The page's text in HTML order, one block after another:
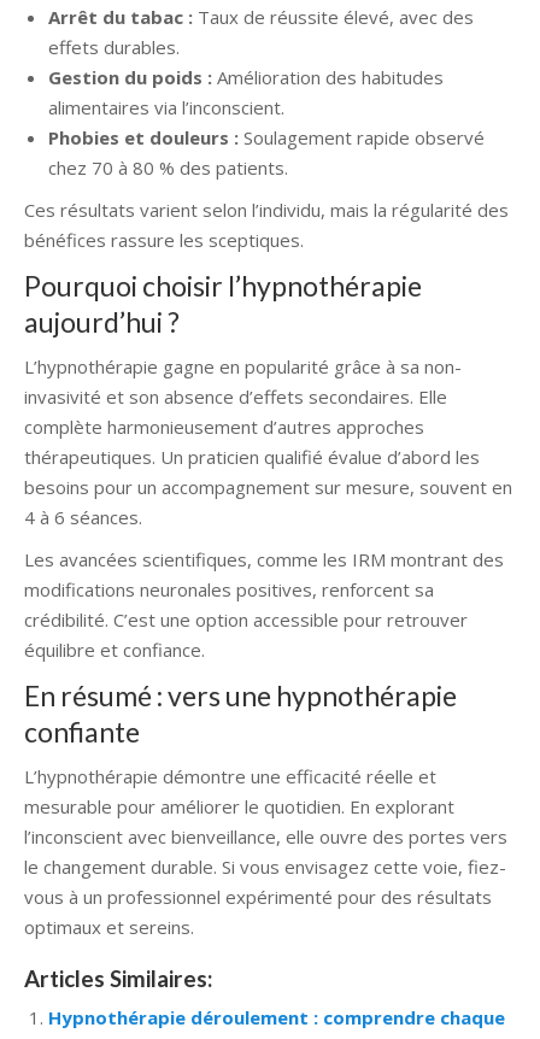
Arrêt du tabac : Taux de réussite élevé, avec des
effets durables.
Gestion du poids : Amélioration des habitudes
alimentaires via l’inconscient.
Phobies et douleurs : Soulagement rapide observé
chez 70 à 80 % des patients.
Ces résultats varient selon l’individu, mais la régularité des
bénéfices rassure les sceptiques.
Pourquoi choisir l’hypnothérapie
aujourd’hui ?
L’hypnothérapie gagne en popularité grâce à sa non-
invasivité et son absence d’effets secondaires. Elle
complète harmonieusement d’autres approches
thérapeutiques. Un praticien qualifié évalue d’abord les
besoins pour un accompagnement sur mesure, souvent en
4 à 6 séances.
Les avancées scientifiques, comme les IRM montrant des
modifications neuronales positives, renforcent sa
crédibilité. C’est une option accessible pour retrouver
équilibre et confiance.
En résumé : vers une hypnothérapie
confiante
L’hypnothérapie démontre une efficacité réelle et
mesurable pour améliorer le quotidien. En explorant
l’inconscient avec bienveillance, elle ouvre des portes vers
le changement durable. Si vous envisagez cette voie, fiez-
vous à un professionnel expérimenté pour des résultats
optimaux et sereins.
Articles Similaires:
Hypnothérapie déroulement : comprendre chaque